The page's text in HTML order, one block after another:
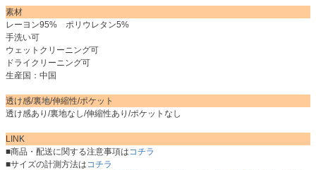
素材
レーヨン95% ポリウレタン5%
手洗い可
ウェットクリーニング可
ドライクリーニング可
生産国：中国
透け感/裏地/伸縮性/ポケット
透け感あり/裏地なし/伸縮性あり/ポケットなし
LINK
■商品・配送に関する注意事項は コチラ
■サイズの計測方法は コチラ